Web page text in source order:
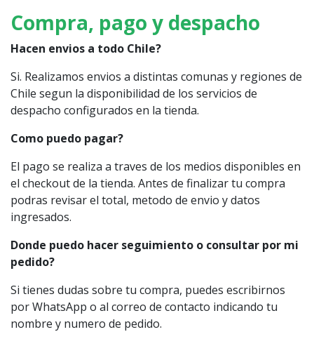
Compra, pago y despacho
Hacen envios a todo Chile?
Si. Realizamos envios a distintas comunas y regiones de
Chile segun la disponibilidad de los servicios de
despacho configurados en la tienda.
Como puedo pagar?
El pago se realiza a traves de los medios disponibles en
el checkout de la tienda. Antes de finalizar tu compra
podras revisar el total, metodo de envio y datos
ingresados.
Donde puedo hacer seguimiento o consultar por mi
pedido?
Si tienes dudas sobre tu compra, puedes escribirnos
por WhatsApp o al correo de contacto indicando tu
nombre y numero de pedido.